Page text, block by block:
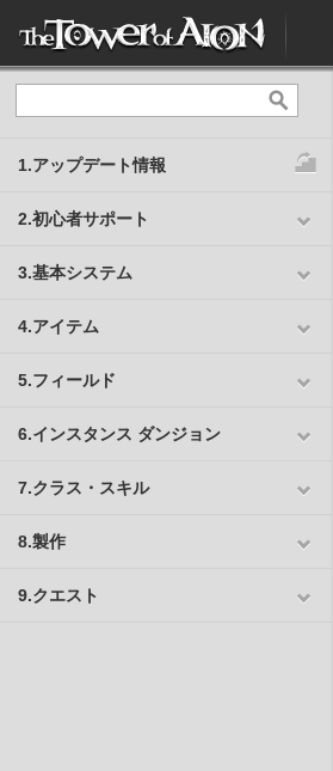
1.アップデート情報
2.初心者サポート
3.基本システム
4.アイテム
5.フィールド
6.インスタンス ダンジョン
7.クラス・スキル
8.製作
9.クエスト